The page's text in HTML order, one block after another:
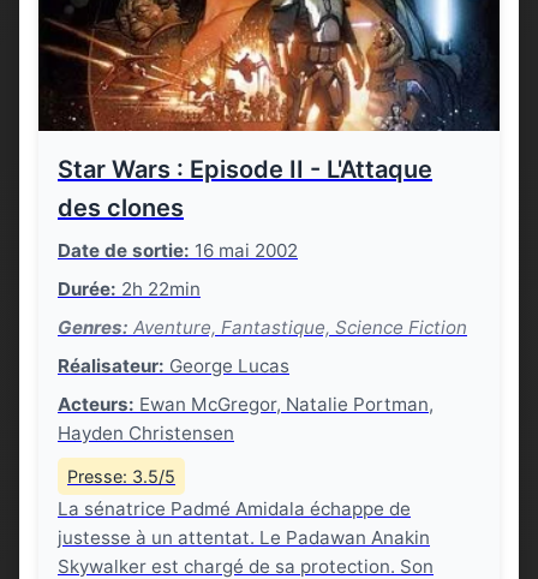
Star Wars : Episode II - L'Attaque
des clones
Date de sortie: 16 mai 2002
Durée: 2h 22min
Genres: Aventure, Fantastique, Science Fiction
Réalisateur: George Lucas
Acteurs: Ewan McGregor, Natalie Portman,
Hayden Christensen
Presse: 3.5/5
La sénatrice Padmé Amidala échappe de
justesse à un attentat. Le Padawan Anakin
Skywalker est chargé de sa protection. Son